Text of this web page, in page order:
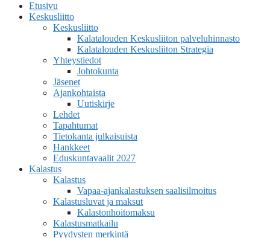
Etusivu
Keskusliitto
Keskusliitto
Kalatalouden Keskusliiton palveluhinnasto
Kalatalouden Keskusliiton Strategia
Yhteystiedot
Johtokunta
Jäsenet
Ajankohtaista
Uutiskirje
Lehdet
Tapahtumat
Tietokanta julkaisuista
Hankkeet
Eduskuntavaalit 2027
Kalastus
Kalastus
Vapaa-ajankalastuksen saalisilmoitus
Kalastusluvat ja maksut
Kalastonhoitomaksu
Kalastusmatkailu
Pyydysten merkintä